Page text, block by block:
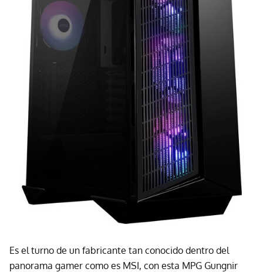
Es el turno de un fabricante tan conocido dentro del
panorama gamer como es MSI, con esta MPG Gungnir